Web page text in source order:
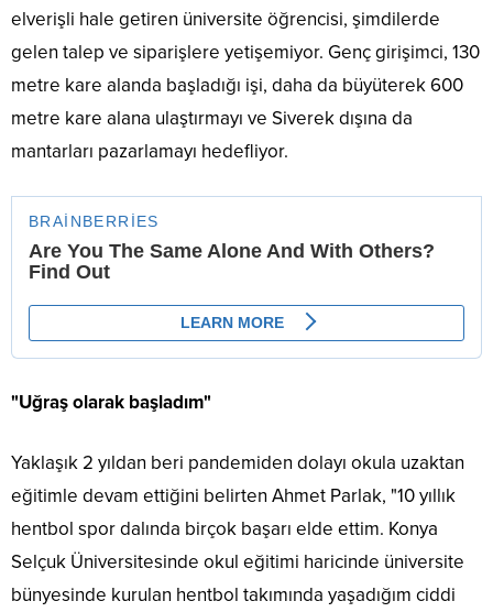
elverişli hale getiren üniversite öğrencisi, şimdilerde
gelen talep ve siparişlere yetişemiyor. Genç girişimci, 130
metre kare alanda başladığı işi, daha da büyüterek 600
metre kare alana ulaştırmayı ve Siverek dışına da
mantarları pazarlamayı hedefliyor.
"Uğraş olarak başladım"
Yaklaşık 2 yıldan beri pandemiden dolayı okula uzaktan
eğitimle devam ettiğini belirten Ahmet Parlak, "10 yıllık
hentbol spor dalında birçok başarı elde ettim. Konya
Selçuk Üniversitesinde okul eğitimi haricinde üniversite
bünyesinde kurulan hentbol takımında yaşadığım ciddi